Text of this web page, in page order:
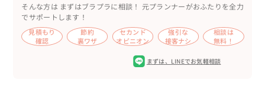
そんな方は まずはブラプラに相談！ 元プランナーがおふたりを全力
でサポートします！
見積もり
確認
節約
裏ワザ
セカンド
オピニオン
強引な
接客ナシ
相談は
無料！
まずは、 LINEでお気軽相談